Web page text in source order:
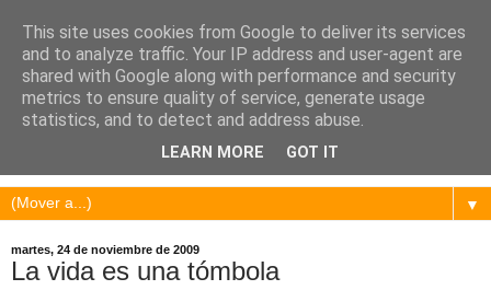
▼
martes, 24 de noviembre de 2009
La vida es una tómbola
This site uses cookies from Google to deliver its services
and to analyze traffic. Your IP address and user-agent are
shared with Google along with performance and security
metrics to ensure quality of service, generate usage
statistics, and to detect and address abuse.
LEARN MORE GOT IT